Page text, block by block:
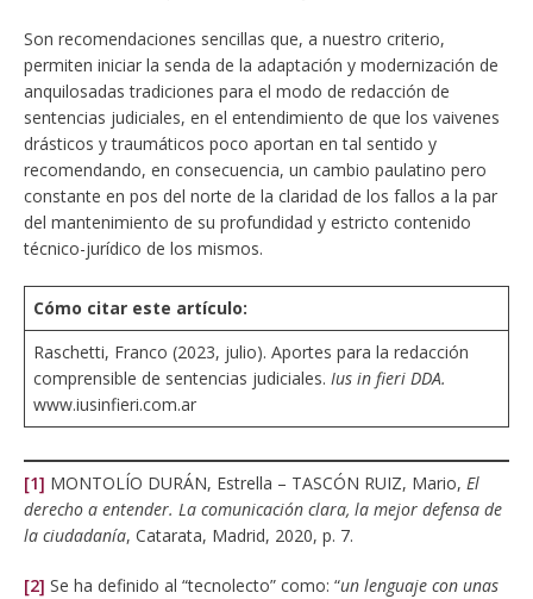
Son recomendaciones sencillas que, a nuestro criterio,
permiten iniciar la senda de la adaptación y modernización de
anquilosadas tradiciones para el modo de redacción de
sentencias judiciales, en el entendimiento de que los vaivenes
drásticos y traumáticos poco aportan en tal sentido y
recomendando, en consecuencia, un cambio paulatino pero
constante en pos del norte de la claridad de los fallos a la par
del mantenimiento de su profundidad y estricto contenido
técnico-jurídico de los mismos.
Cómo citar este artículo:
Raschetti, Franco (2023, julio). Aportes para la redacción
comprensible de sentencias judiciales. Ius in fieri DDA.
www.iusinfieri.com.ar
[1] MONTOLÍO DURÁN, Estrella – TASCÓN RUIZ, Mario, El
derecho a entender. La comunicación clara, la mejor defensa de
la ciudadanía, Catarata, Madrid, 2020, p. 7.
[2] Se ha definido al “tecnolecto” como: “un lenguaje con unas